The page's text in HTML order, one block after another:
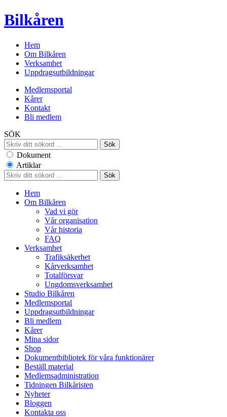
Bilkåren
Hem
Om Bilkåren
Verksamhet
Uppdragsutbildningar
Medlemsportal
Kårer
Kontakt
Bli medlem
SÖK
Dokument
Artiklar
Hem
Om Bilkåren
Vad vi gör
Vår organisation
Vår historia
FAQ
Verksamhet
Trafiksäkerhet
Kårverksamhet
Totalförsvar
Ungdomsverksamhet
Studio Bilkåren
Medlemsportal
Uppdragsutbildningar
Bli medlem
Kårer
Mina sidor
Shop
Dokumentbibliotek för våra funktionärer
Beställ material
Medlemsadministration
Tidningen Bilkåristen
Nyheter
Bloggen
Kontakta oss